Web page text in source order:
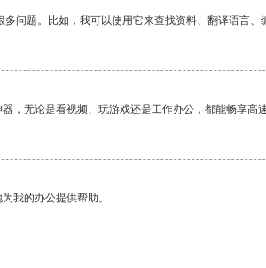
问题。比如，我可以使用它来查找资料、翻译语言、
，无论是看视频、玩游戏还是工作办公，都能畅享高
我的办公提供帮助。